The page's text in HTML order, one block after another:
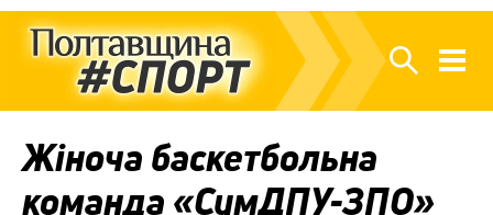
Жіноча баскетбольна
команда «СумДПУ-ЗПО»